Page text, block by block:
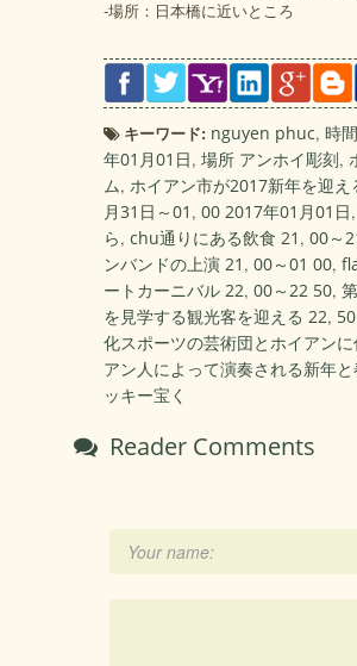
‐場所：日本橋に近いところ
キーワード: nguyen phuc, 時
年01月01日, 場所 アンホイ彫刻,
ム, ホイアン市が2017新年を迎え
月31日～01 , 00 2017年01月01日,
ら, chu通りにある飲食 21 , 00～
ンバンドの上演 21 , 00～01 00,
ートカーニバル 22, 00～22 50,
を見学する観光客を迎える 22,
化スポーツの芸術団とホイアン
アン人によって演奏される新年
ッキー宝く
Reader Comments